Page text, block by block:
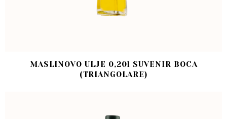
MASLINOVO ULJE 0,20l SUVENIR BOCA
(TRIANGOLARE)